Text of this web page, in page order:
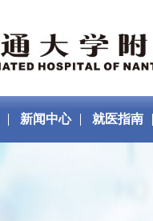
新闻中心 就医指南